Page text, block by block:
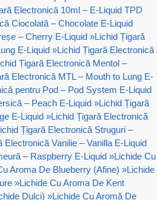
Electronică 10ml – E-Liquid TPD
Ciocolată – Chocolate E-Liquid
– Cherry E-Liquid »Lichid Țigară
E-Liquid »Lichid Țigară Electronică
Țigară Electronică Mentol –
Electronică MTL – Mouth to Lung E-
pentru Pod – Pod System E-Liquid
– Peach E-Liquid »Lichid Țigară
E-Liquid »Lichid Țigară Electronică
Țigară Electronică Struguri –
Electronică Vanilie – Vanilla E-Liquid
– Raspberry E-Liquid »Lichide Cu
Aroma De Blueberry (Afine) »Lichide
»Lichide Cu Aroma De Kent
Dulci) »Lichide Cu Aromă De